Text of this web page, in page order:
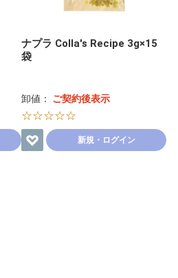
ナプラ Colla's Recipe 3g×15
袋
卸値： ご契約後表示
☆☆☆☆☆
新規・ログイン